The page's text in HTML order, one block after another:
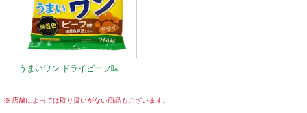
うまいワン ドライビーフ味
店舗によっては取り扱いがない商品もございます。